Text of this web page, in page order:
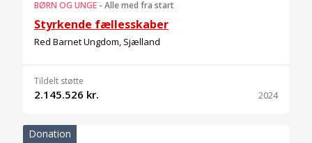
BØRN OG UNGE - Alle med fra start
Styrkende fællesskaber
Red Barnet Ungdom, Sjælland
Tildelt støtte
2.145.526 kr. 2024
Donation